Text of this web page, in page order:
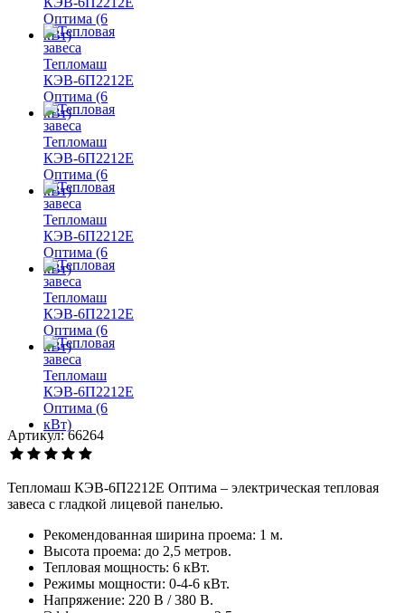
Артикул: 66264
Тепломаш КЭВ-6П2212Е Оптима – электрическая тепловая
завеса с гладкой лицевой панелью.
Рекомендованная ширина проема: 1 м.
Высота проема: до 2,5 метров.
Тепловая мощность: 6 кВт.
Режимы мощности: 0-4-6 кВт.
Напряжение: 220 В / 380 В.